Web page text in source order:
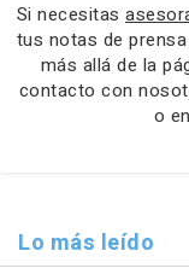
Si necesitas
tus notas de
más allá de la
contacto con
o
Lo más leído